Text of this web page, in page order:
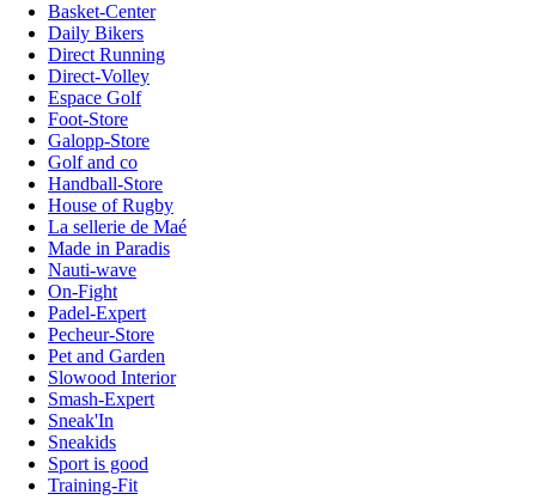
Basket-Center
Daily Bikers
Direct Running
Direct-Volley
Espace Golf
Foot-Store
Galopp-Store
Golf and co
Handball-Store
House of Rugby
La sellerie de Maé
Made in Paradis
Nauti-wave
On-Fight
Padel-Expert
Pecheur-Store
Pet and Garden
Slowood Interior
Smash-Expert
Sneak'In
Sneakids
Sport is good
Training-Fit